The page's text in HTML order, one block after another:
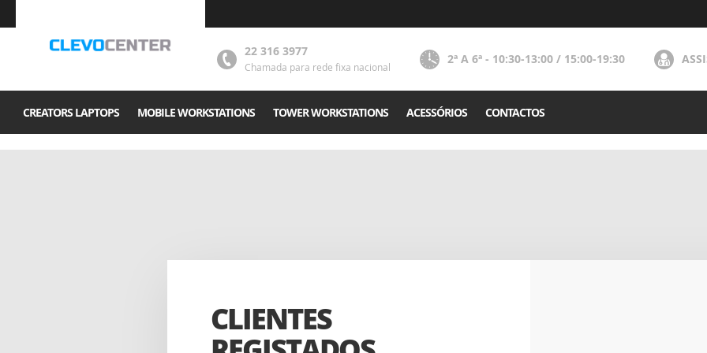
22 316 3977
Chamada para rede fixa nacional
2ª A 6ª - 10:30-13:00 / 15:00-19:30
CREATORS LAPTOPS MOBILE WORKSTATIONS TOWER WORKSTATIONS ACESSÓRIOS CONTACTOS
CLIENTES